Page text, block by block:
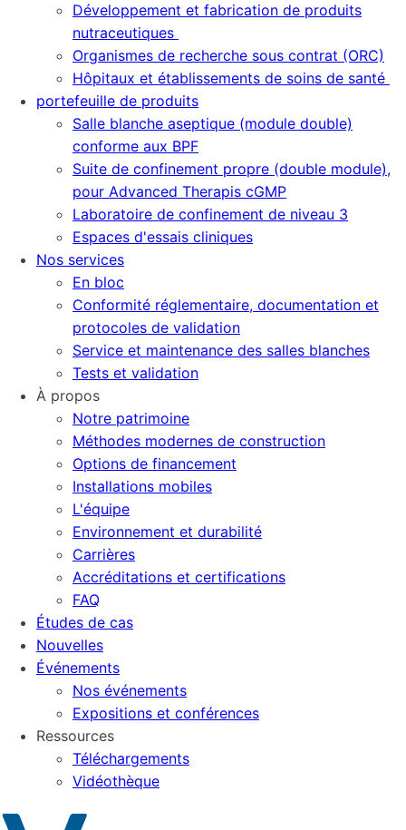
Développement et fabrication de produits
nutraceutiques
Organismes de recherche sous contrat (ORC)
Hôpitaux et établissements de soins de santé
portefeuille de produits
Salle blanche aseptique (module double)
conforme aux BPF
Suite de confinement propre (double module),
pour Advanced Therapis cGMP
Laboratoire de confinement de niveau 3
Espaces d'essais cliniques
Nos services
En bloc
Conformité réglementaire, documentation et
protocoles de validation
Service et maintenance des salles blanches
Tests et validation
À propos
Notre patrimoine
Méthodes modernes de construction
Options de financement
Installations mobiles
L'équipe
Environnement et durabilité
Carrières
Accréditations et certifications
FAQ
Études de cas
Nouvelles
Événements
Nos événements
Expositions et conférences
Ressources
Téléchargements
Vidéothèque